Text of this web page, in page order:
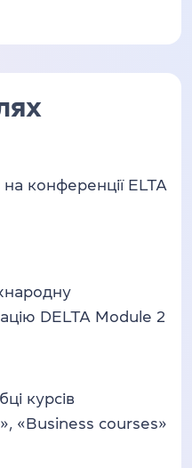
конференції ELTA
DELTA Module 2
курсів
«Business courses»